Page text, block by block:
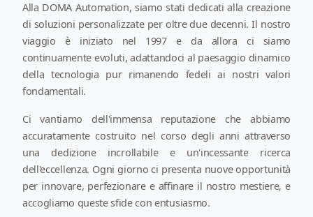
Alla DOMA Automation, siamo stati dedicati alla creazione
di soluzioni personalizzate per oltre due decenni. Il nostro
viaggio è iniziato nel 1997 e da allora ci siamo
continuamente evoluti, adattandoci al paesaggio dinamico
della tecnologia pur rimanendo fedeli ai nostri valori
fondamentali.
Ci vantiamo dell'immensa reputazione che abbiamo
accuratamente costruito nel corso degli anni attraverso
una dedizione incrollabile e un'incessante ricerca
dell'eccellenza. Ogni giorno ci presenta nuove opportunità
per innovare, perfezionare e affinare il nostro mestiere, e
accogliamo queste sfide con entusiasmo.